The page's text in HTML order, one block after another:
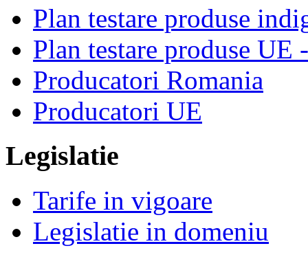
Plan testare produse
Plan testare produse UE
Producatori Romania
Producatori UE
Legislatie
Tarife in vigoare
Legislatie in domeniu